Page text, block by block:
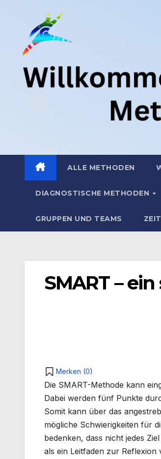
springen.
ALLE METHODEN
DIAGNOSTISCHE METHODEN
GRUPPEN UND TEAMS
SMART –
Merken (0)
Die SMART-Methode kann
Dabei werden fünf Punkte
Somit kann über das
mögliche Schwierigkeiten für
bedenken, dass nicht jedes
als ein Leitfaden zur Reflexion